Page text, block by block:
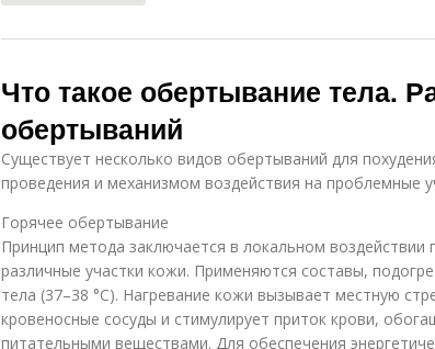
Что такое обертывание тела.
обертываний
Существует несколько видов обертываний для
проведения и механизмом воздействия на проблемные
Горячее обертывание
Принцип метода заключается в локальном
различные участки кожи. Применяются составы,
тела (37–38 °С). Нагревание кожи вызывает местную
кровеносные сосуды и стимулирует приток крови,
питательными веществами. Для обеспечения